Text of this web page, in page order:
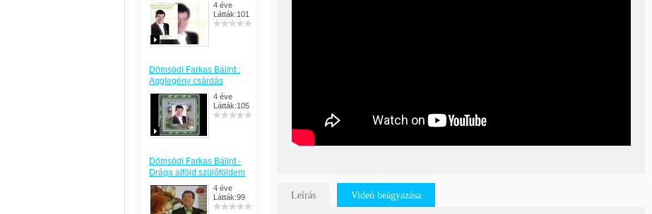
4 éve
Látták:101
Dömsödi Farkas Bálint :
Agglegény csárdás
4 éve
Látták:105
Dömsödi Farkas Bálint -
Drága alföld szülőföldem
4 éve
Látták:99
Leírás Videó beágyazása